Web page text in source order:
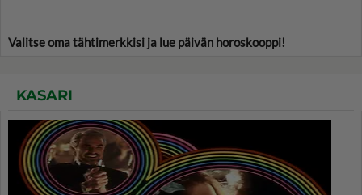
Valitse oma tähtimerkkisi ja lue päivän horoskooppi!
KASARI